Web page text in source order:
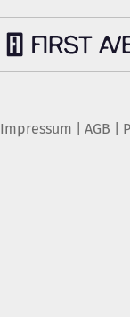
Impressum AGB